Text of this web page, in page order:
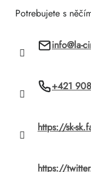
Potrebujete s
info@la-
+421
https://sk-
https://